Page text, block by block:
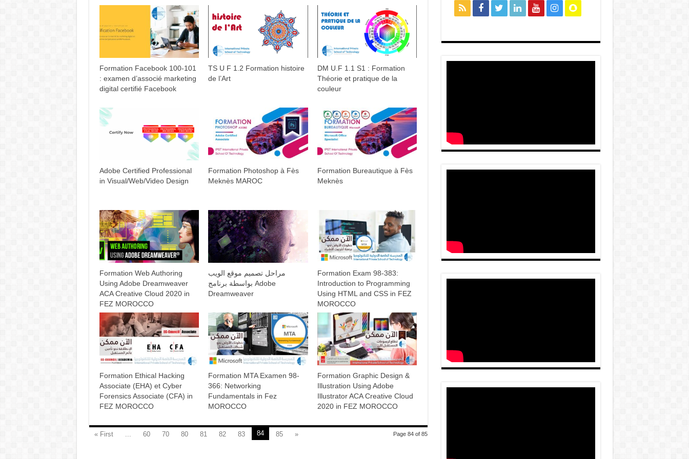
Formation Facebook 100-101
: examen d’associé marketing
digital certifié Facebook
TS U F 1.2 Formation histoire
de l’Art
DM U.F 1.1 S1 : Formation
Théorie et pratique de la
couleur
Adobe Certified Professional
in Visual/Web/Video Design
Formation Photoshop à Fès
Meknès MAROC
Formation Bureautique à Fès
Meknès
Formation Web Authoring
Using Adobe Dreamweaver
ACA Creative Cloud 2020 in
FEZ MOROCCO
مراحل تصميم موقع الويب
بواسطة برنامج Adobe
Dreamweaver
Formation Exam 98-383:
Introduction to Programming
Using HTML and CSS in FEZ
MOROCCO
Formation Ethical Hacking
Associate (EHA) et Cyber
Forensics Associate (CFA) in
FEZ MOROCCO
Formation MTA Examen 98-
366: Networking
Fundamentals in Fez
MOROCCO
Formation Graphic Design &
Illustration Using Adobe
Illustrator ACA Creative Cloud
2020 in FEZ MOROCCO
Page 84 of 85
« First ... 60 70 80 81 82 83 84 85 »